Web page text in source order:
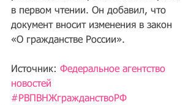
в первом чтении. Он добавил, что
документ вносит изменения в закон
«О гражданстве России».
Источник: Федеральное агентство
новостей
#РВПВНЖгражданствоРФ